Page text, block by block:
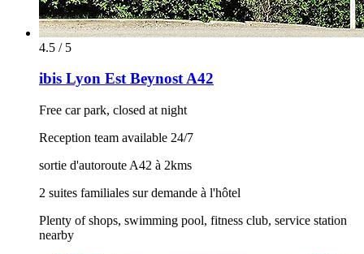
4.5 / 5
ibis Lyon Est Beynost A42
Free car park, closed at night
Reception team available 24/7
sortie d'autoroute A42 à 2kms
2 suites familiales sur demande à l'hôtel
Plenty of shops, swimming pool, fitness club, service station
nearby